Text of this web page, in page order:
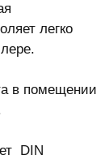
легко
в помещении
DIN